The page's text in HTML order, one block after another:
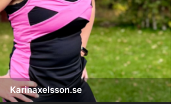
Karinaxelsson.se